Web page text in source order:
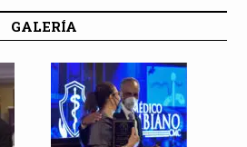
GALERÍA